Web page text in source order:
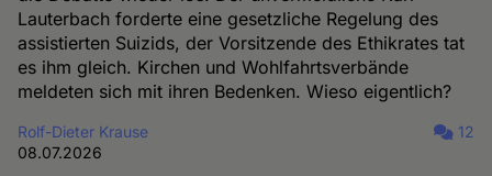
Lauterbach forderte eine gesetzliche Regelung des
assistierten Suizids, der Vorsitzende des Ethikrates tat
es ihm gleich. Kirchen und Wohlfahrtsverbände
meldeten sich mit ihren Bedenken. Wieso eigentlich?
Rolf-Dieter Krause
08.07.2026
12